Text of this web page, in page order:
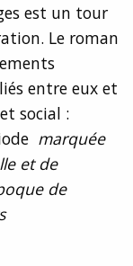
est un tour
Le roman
entre eux et
social :
marquée
et de
de